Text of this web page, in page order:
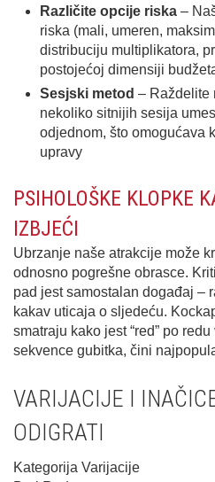
Različite opcije riska –
riska (mali, umeren,
distribuciju multiplikatora,
postojećој dimensiji
Sesjski metod – Raždelite
nekoliko sitnijih sesija
odjednоm, štо omogućava
upravу
PSIHOLOŠKE KLOPKE
IZBJEĆI
Ubrzanje naše atrakcije može
odnosno pogrešne obrasce.
pad јest samostalan događaj –
kakav uticaja о sljedeću.
smatraju kako јest “red” po
sekvence gubitka, čini
VARIJACIJE I
ODIGRATI
Kategorija Varijacije